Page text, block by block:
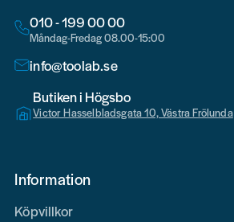
010 - 199 00 00
Måndag-Fredag 08.00-15:00
info@toolab.se
Butiken i Högsbo
Victor Hasselbladsgata 10, Västra Frölunda
Information
Köpvillkor